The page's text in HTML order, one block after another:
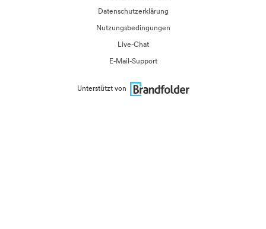
Datenschutzerklärung
Nutzungsbedingungen
Live-Chat
E-Mail-Support
Unterstützt von